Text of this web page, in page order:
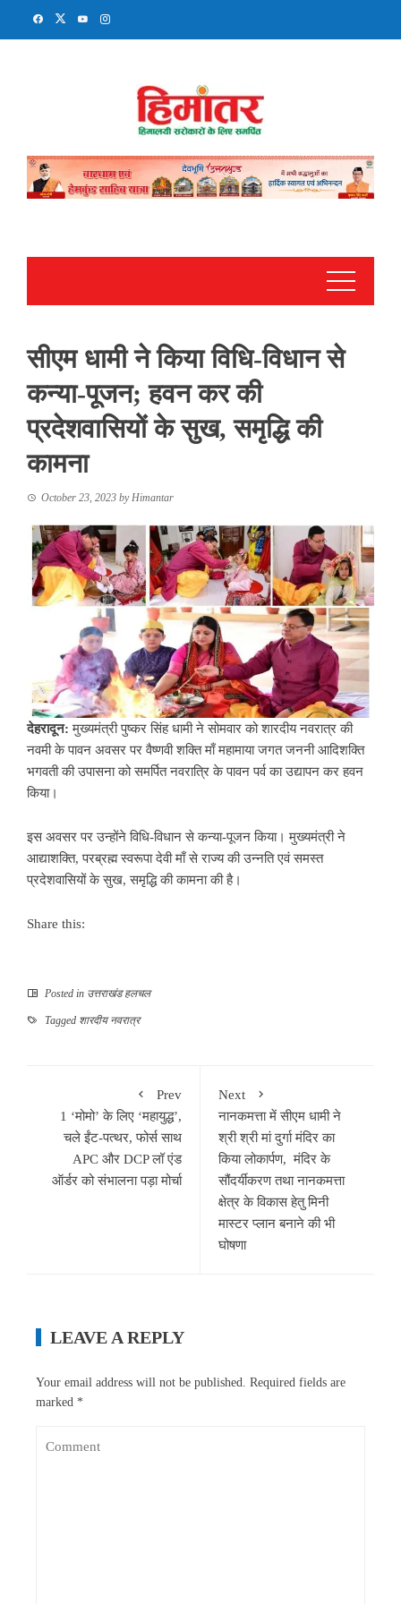
सीएम धामी ने किया विधि-विधान से
कन्या-पूजन; हवन कर की
प्रदेशवासियों के सुख, समृद्धि की
कामना
October 23, 2023 byHimantar
देहरादून: मुख्यमंत्री पुष्कर सिंह धामी ने सोमवार को शारदीय नवरात्र की
नवमी के पावन अवसर पर वैष्णवी शक्ति माँ महामाया जगत जननी आदिशक्ति
भगवती की उपासना को समर्पित नवरात्रि के पावन पर्व का उद्यापन कर हवन
किया।
इस अवसर पर उन्होंने विधि-विधान से कन्या-पूजन किया। मुख्यमंत्री ने
आद्याशक्ति, परब्रह्म स्वरूपा देवी माँ से राज्य की उन्नति एवं समस्त
प्रदेशवासियों के सुख, समृद्धि की कामना की है।
Share this:
Posted in उत्तराखंड हलचल
Tagged शारदीय नवरात्र
Prev
1 ‘मोमो’ के लिए ‘महायुद्ध’,
चले ईंट-पत्थर, फोर्स साथ
APC और DCP लॉ एंड
ऑर्डर को संभालना पड़ा मोर्चा
Next
नानकमत्ता में सीएम धामी ने
श्री श्री मां दुर्गा मंदिर का
किया लोकार्पण, मंदिर के
सौंदर्यीकरण तथा नानकमत्ता
क्षेत्र के विकास हेतु मिनी
मास्टर प्लान बनाने की भी
घोषणा
LEAVE A REPLY
Your email address will not be published. Required fields are
marked *